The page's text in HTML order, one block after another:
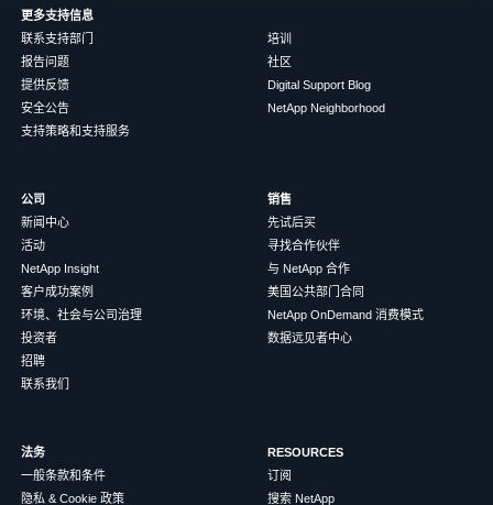
更多支持信息
联系支持部门
报告问题
提供反馈
安全公告
支持策略和支持服务
培训
社区
Digital Support Blog
NetApp Neighborhood
公司
新闻中心
活动
NetApp Insight
客户成功案例
环境、社会与公司治理
投资者
招聘
联系我们
销售
先试后买
寻找合作伙伴
与 NetApp 合作
美国公共部门合同
NetApp OnDemand 消费模式
数据远见者中心
法务
一般条款和条件
隐私 & Cookie 政策
RESOURCES
订阅
搜索 NetApp